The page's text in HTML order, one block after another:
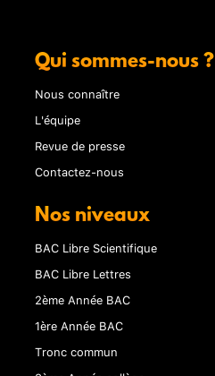
Qui sommes-nous ?
Nous connaître
L'équipe
Revue de presse
Contactez-nous
Nos niveaux
BAC Libre Scientifique
BAC Libre Lettres
2ème Année BAC
1ère Année BAC
Tronc commun